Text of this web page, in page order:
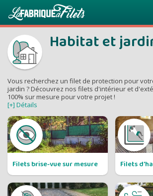
Plus
Prix
Habitat et
Vous recherchez un filet de protection pour
jardin ? Découvrez nos filets d'intérieur et
100% sur mesure pour votre projet !
[+] Détails
Filets brise-vue sur mesure Filets